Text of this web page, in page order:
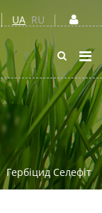
UA RU
Гербіцид Селефіт